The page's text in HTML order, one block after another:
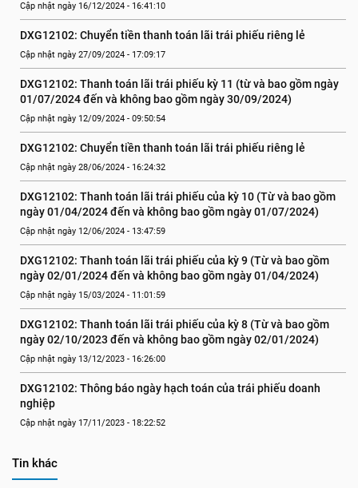
Cập nhật ngày 16/12/2024 - 16:41:10
DXG12102: Chuyển tiền thanh toán lãi trái phiếu riêng lẻ
Cập nhật ngày 27/09/2024 - 17:09:17
DXG12102: Thanh toán lãi trái phiếu kỳ 11 (từ và bao gồm ngày
01/07/2024 đến và không bao gồm ngày 30/09/2024)
Cập nhật ngày 12/09/2024 - 09:50:54
DXG12102: Chuyển tiền thanh toán lãi trái phiếu riêng lẻ
Cập nhật ngày 28/06/2024 - 16:24:32
DXG12102: Thanh toán lãi trái phiếu của kỳ 10 (Từ và bao gồm
ngày 01/04/2024 đến và không bao gồm ngày 01/07/2024)
Cập nhật ngày 12/06/2024 - 13:47:59
DXG12102: Thanh toán lãi trái phiếu của kỳ 9 (Từ và bao gồm
ngày 02/01/2024 đến và không bao gồm ngày 01/04/2024)
Cập nhật ngày 15/03/2024 - 11:01:59
DXG12102: Thanh toán lãi trái phiếu của kỳ 8 (Từ và bao gồm
ngày 02/10/2023 đến và không bao gồm ngày 02/01/2024)
Cập nhật ngày 13/12/2023 - 16:26:00
DXG12102: Thông báo ngày hạch toán của trái phiếu doanh
nghiệp
Cập nhật ngày 17/11/2023 - 18:22:52
Tin khác